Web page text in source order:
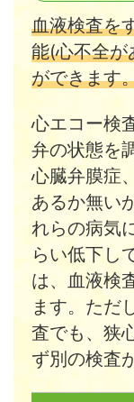
血液検査を
能(心不全が
ができます
心エコー検
弁の状態を
心臓弁膜症
あるか無い
れらの病気
らい低下し
は、血液検
ます。ただ
査でも、狭
ず別の検査